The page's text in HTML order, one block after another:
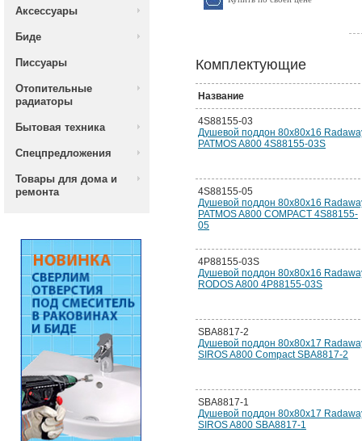
Аксессуары
Биде
Писсуары
Отопительные
радиаторы
Бытовая техника
Спецпредложения
Товары для дома и
ремонта
Комплектующие
Название
4S88155-03
Душевой поддон 80х80х16
PATMOS A800 4S88155-03S
4S88155-05
Душевой поддон 80х80х16
PATMOS A800 COMPACT 4S88155-
05
4P88155-03S
Душевой поддон 80х80х16
RODOS A800 4P88155-03S
SBA8817-2
Душевой поддон 80х80х17
SIROS A800 Compact SBA8817-2
SBA8817-1
Душевой поддон 80х80х17
SIROS A800 SBA8817-1